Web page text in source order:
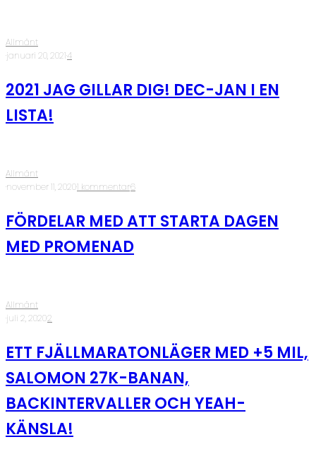
Allmänt
·januari 20, 2021·4
2021 JAG GILLAR DIG! DEC-JAN I EN
LISTA!
Allmänt
·november 11, 2020·1 kommentar·6
FÖRDELAR MED ATT STARTA DAGEN
MED PROMENAD
Allmänt
·juli 2, 2020·2
ETT FJÄLLMARATONLÄGER MED +5 MIL,
SALOMON 27K-BANAN,
BACKINTERVALLER OCH YEAH-
KÄNSLA!